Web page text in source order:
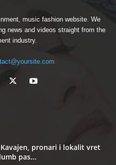
music fashion website. We
news and videos straight from the
industry.
pronari i lokalit vret
pas...